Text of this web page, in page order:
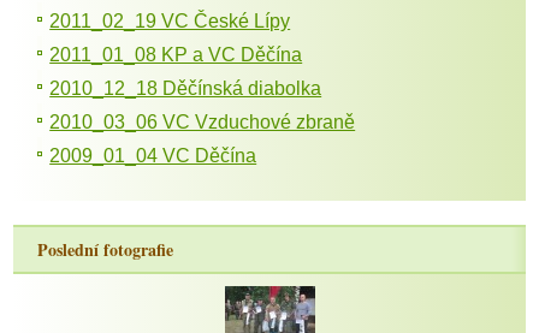
2011_02_19 VC České Lípy
2011_01_08 KP a VC Děčína
2010_12_18 Děčínská diabolka
2010_03_06 VC Vzduchové zbraně
2009_01_04 VC Děčína
Poslední fotografie